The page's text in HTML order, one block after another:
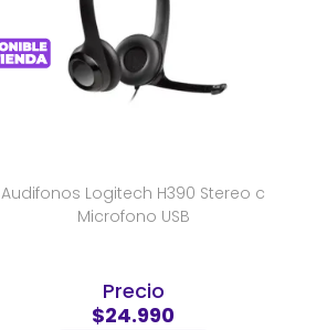
Audifonos Logitech H390 Stereo c
Microfono USB
Precio
$24.990